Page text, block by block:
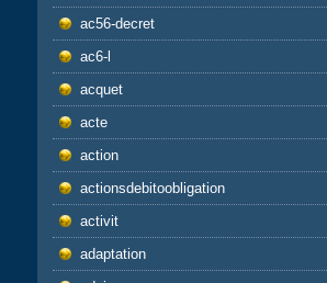
ac56-decret
ac6-l
acquet
acte
action
actionsdebitoobligation
activit
adaptation